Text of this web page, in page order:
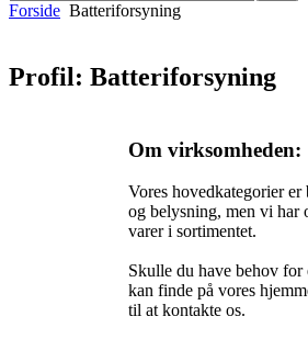
Forside Batteriforsyning
Profil: Batteriforsyning
Om virksomheden:
Vores hovedkategorier
og belysning, men vi har
varer i sortimentet.
Skulle du have behov
kan finde på vores
til at kontakte os.